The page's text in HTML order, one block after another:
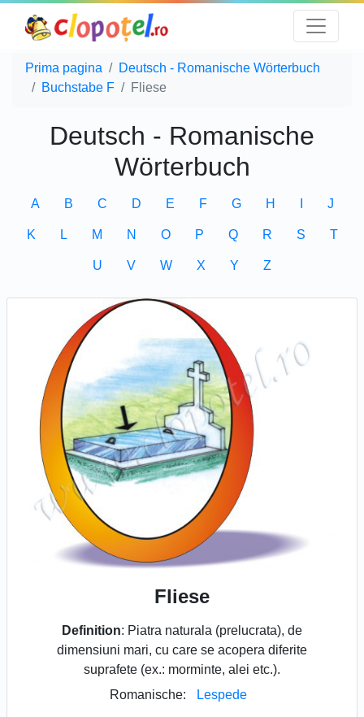
Prima pagina
Deutsch - Romanische Wörterbuch
Buchstabe F
Fliese
Deutsch - Romanische
Wörterbuch
A B C D E F G H J
K L M N O P Q R S T
U V W X Y Z
Fliese
Definition: Piatra naturala (prelucrata), de
dimensiuni mari, cu care se acopera diferite
suprafete (ex.: morminte, alei etc.).
Romanische:
Lespede